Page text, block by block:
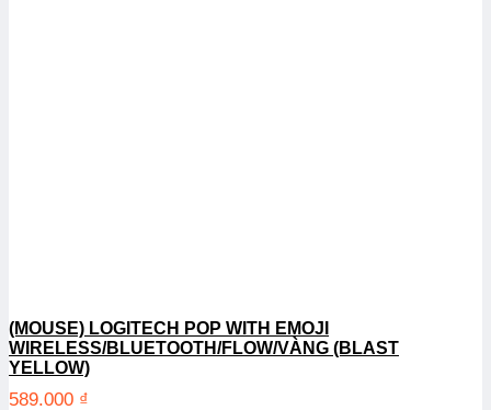
(MOUSE) LOGITECH POP WITH EMOJI
WIRELESS/BLUETOOTH/FLOW/VÀNG (BLAST
YELLOW)
589.000 ₫